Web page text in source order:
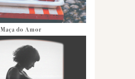
Maça do Amor